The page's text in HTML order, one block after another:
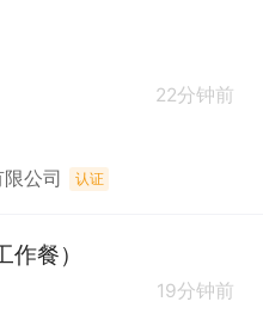
22分钟前
公司 认证
餐）
19分钟前